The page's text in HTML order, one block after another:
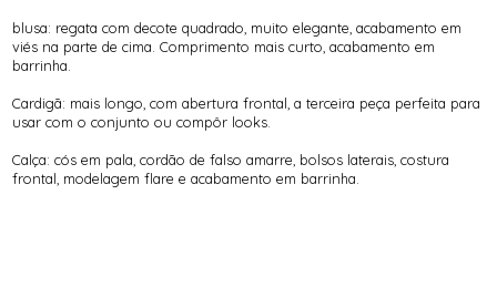
blusa: regata com decote quadrado, muito elegante, acabamento em
viés na parte de cima. Comprimento mais curto, acabamento em
barrinha.
Cardigã: mais longo, com abertura frontal, a terceira peça perfeita para
usar com o conjunto ou compôr looks.
Calça: cós em pala, cordão de falso amarre, bolsos laterais, costura
frontal, modelagem flare e acabamento em barrinha.